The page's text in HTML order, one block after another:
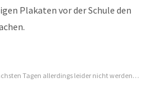
Plakaten vor der Schule den
Tagen allerdings leider nicht werden…